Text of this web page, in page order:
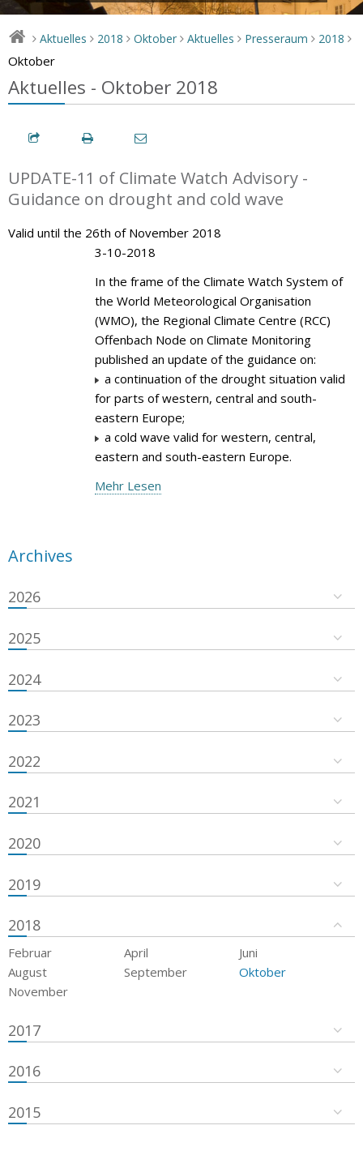
> Aktuelles > 2018 > Oktober > Aktuelles > Presseraum > 2018 >
Oktober
Aktuelles - Oktober 2018
UPDATE-11 of Climate Watch Advisory -
Guidance on drought and cold wave
Valid until the 26th of November 2018
3-10-2018
In the frame of the Climate Watch System of
the World Meteorological Organisation
(WMO), the Regional Climate Centre (RCC)
Offenbach Node on Climate Monitoring
published an update of the guidance on:
a continuation of the drought situation valid
for parts of western, central and south-
eastern Europe;
a cold wave valid for western, central,
eastern and south-eastern Europe.
Mehr Lesen
Archives
2026
2025
2024
2023
2022
2021
2020
2019
2018
Februar April
Juni
August
September
Oktober
November
2017
2016
2015